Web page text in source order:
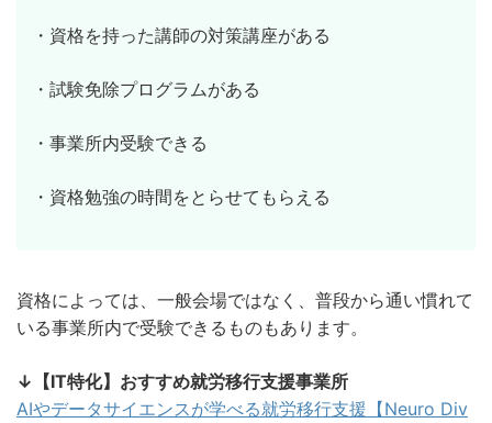
・資格を持った講師の対策講座がある
・試験免除プログラムがある
・事業所内受験できる
・資格勉強の時間をとらせてもらえる
資格によっては、一般会場ではなく、普段から通い慣れて
いる事業所内で受験できるものもあります。
↓【IT特化】おすすめ就労移行支援事業所
AIやデータサイエンスが学べる就労移行支援【Neuro Div